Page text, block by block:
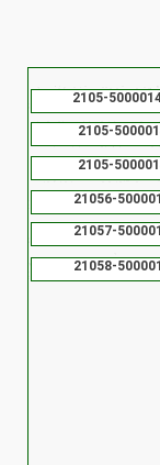
2105-
2105-
2105-
21056-
21057-
21058-